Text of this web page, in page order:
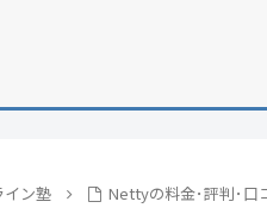
イン塾 Nettyの料金･評判･口